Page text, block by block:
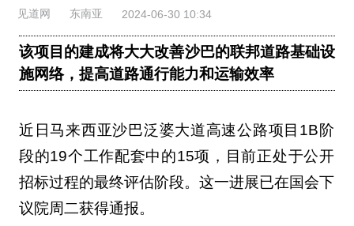
见道网 东南亚 2024-06-30 10:34
该项目的建成将大大改善沙巴的联邦道路基础设
施网络，提高道路通行能力和运输效率
近日马来西亚沙巴泛婆大道高速公路项目1B阶
段的19个工作配套中的15项，目前正处于公开
招标过程的最终评估阶段。这一进展已在国会下
议院周二获得通报。